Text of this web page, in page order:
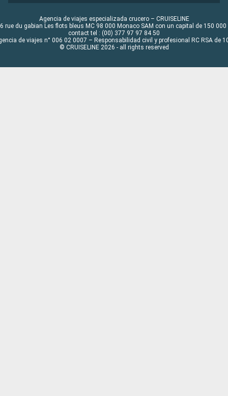
Agencia de viajes especializada crucero – CRUISELINE
rue du gabian Les flots bleus MC 98 000 Monaco SAM con un capital de 150 000
contact tel : (00) 377 97 97 84 50
de viajes n° 006 02 0007 – Responsabilidad civil y profesional RC RSA de
© CRUISELINE 2026 - all rights reserved